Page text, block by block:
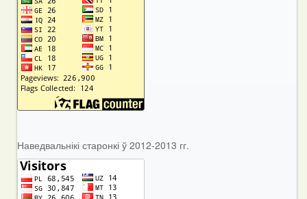
Наведвальнікі старонкі ў 2012-2013 гг.